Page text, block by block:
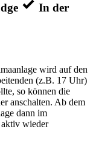
In der
wird auf den
(z.B. 17 Uhr)
so können die
anschalten. Ab dem
dann im
aktiv wieder